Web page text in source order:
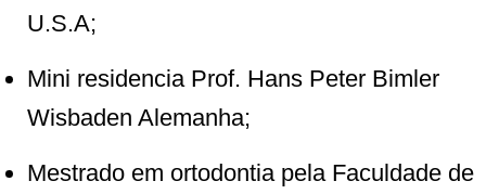
U.S.A;
Mini residencia Prof. Hans Peter Bimler
Wisbaden Alemanha;
Mestrado em ortodontia pela Faculdade de